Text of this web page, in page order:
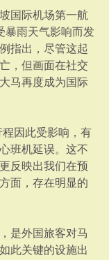
国际机场第一航
暴雨天气影响而发
指出，尽管这起
，但画面在社交
马再度成为国际
程因此受影响，有
班机延误。这不
反映出我们在预
面，存在明显的
是外国旅客对马
此关键的设施出